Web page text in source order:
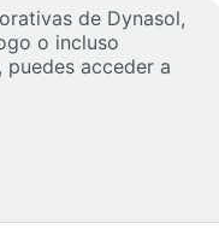
de Dynasol,
o incluso
acceder a